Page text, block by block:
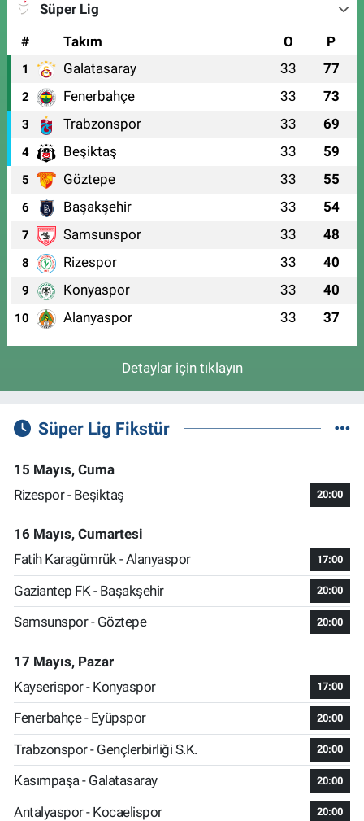
Süper Lig
#
Takım O P
1 Galatasaray 33 77
2 Fenerbahçe 33 73
3 Trabzonspor 33 69
4 Beşiktaş 33 59
5 Göztepe 33 55
6 Başakşehir 33 54
7 Samsunspor 33 48
8 Rizespor 33 40
9 Konyaspor 33 40
10 Alanyaspor 33 37
Detaylar için tıklayın
Süper Lig Fikstür
15 Mayıs, Cuma
Rizespor - Beşiktaş
20:00
16 Mayıs, Cumartesi
Fatih Karagümrük - Alanyaspor
17:00
Gaziantep FK - Başakşehir 20:00
Samsunspor - Göztepe 20:00
17 Mayıs, Pazar
Kayserispor - Konyaspor
17:00
Fenerbahçe - Eyüpspor 20:00
Trabzonspor - Gençlerbirliği S.K. 20:00
Kasımpaşa - Galatasaray 20:00
Antalyaspor - Kocaelispor 20:00